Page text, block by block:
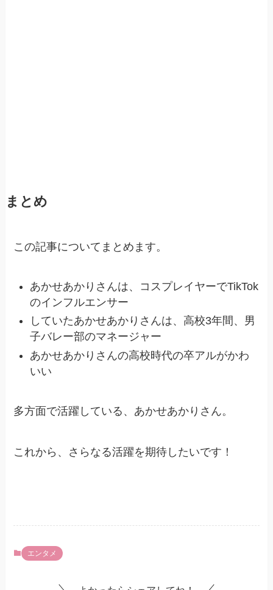
まとめ
この記事についてまとめます。
あかせあかりさんは、コスプレイヤーでTikTok
のインフルエンサー
していたあかせあかりさんは、高校3年間、男
子バレー部のマネージャー
あかせあかりさんの高校時代の卒アルがかわ
いい
多方面で活躍している、あかせあかりさん。
これから、さらなる活躍を期待したいです！
エンタメ